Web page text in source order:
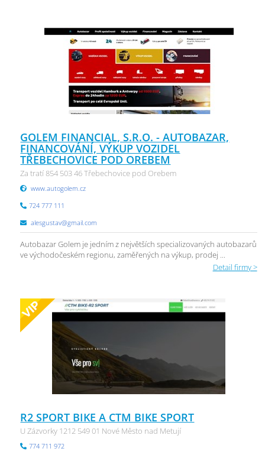
GOLEM FINANCIAL, S.R.O. - AUTOBAZAR,
FINANCOVÁNÍ, VÝKUP VOZIDEL
TŘEBECHOVICE POD OREBEM
Za tratí 854 503 46 Třebechovice pod Orebem
www.autogolem.cz
724 777 111
alesgustav@gmail.com
Autobazar Golem je jedním z největších specializovaných autobazarů
ve východočeském regionu, zaměřených na výkup, prodej ...
Detail firmy >
R2 SPORT BIKE A CTM BIKE SPORT
U Zázvorky 1212 549 01 Nové Město nad Metují
774 711 972